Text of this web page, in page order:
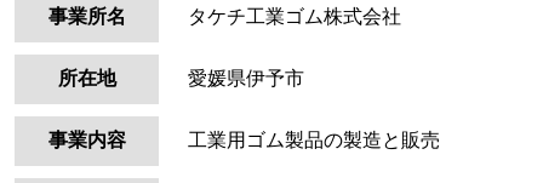
事業所名 タケチ工業ゴム株式会社
所在地 愛媛県伊予市
事業内容 工業用ゴム製品の製造と販売